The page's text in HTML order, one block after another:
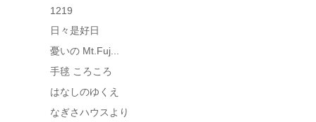
1219
日々是好日
憂いの Mt.Fuj...
手毬 ころころ
はなしのゆくえ
なぎさハウスより